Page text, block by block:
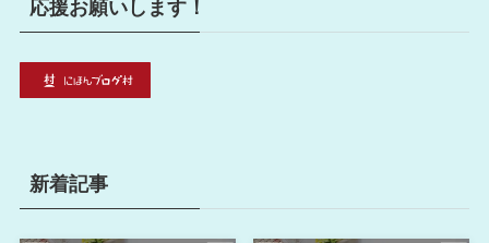
応援お願いします！
新着記事